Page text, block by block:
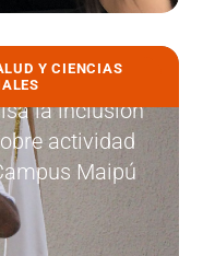
Y CIENCIAS
la inclusión
actividad
Maipú